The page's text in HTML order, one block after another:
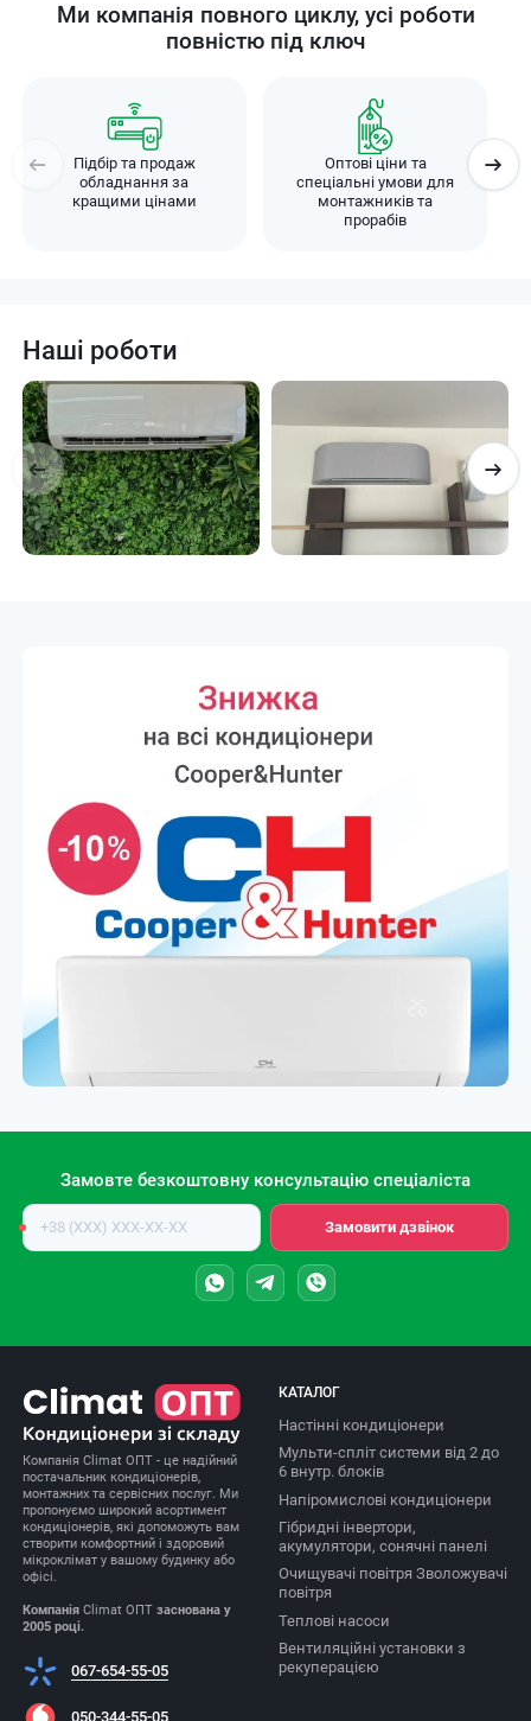
Ми компанія повного циклу, усі роботи
повністю під ключ
Підбір та продаж
обладнання за
кращими цінами
Оптові ціни та
спеціальні умови для
монтажників та
прорабів
Наші роботи
Замовте безкоштовну консультацію спеціаліста
Номер
телефону
Замовити дзвінок
Компанія Climat ОПТ - це надійний
постачальник кондиціонерів,
монтажних та сервісних послуг. Ми
пропонуємо широкий асортимент
кондиціонерів, які допоможуть вам
створити комфортний і здоровий
мікроклімат у вашому будинку або
офісі.
Компанія Climat ОПТзаснована у
2005 році.
067-654-55-05
050-344-55-05
КАТАЛОГ
Настінні кондиціонери
Мульти-спліт системи від 2 до
6 внутр. блоків
Напіромислові кондиціонери
Гібридні інвертори,
акумулятори, сонячні панелі
Очищувачі повітря Зволожувачі
повітря
Теплові насоси
Вентиляційні установки з
рекуперацією